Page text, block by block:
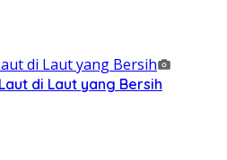
di Laut yang Bersih